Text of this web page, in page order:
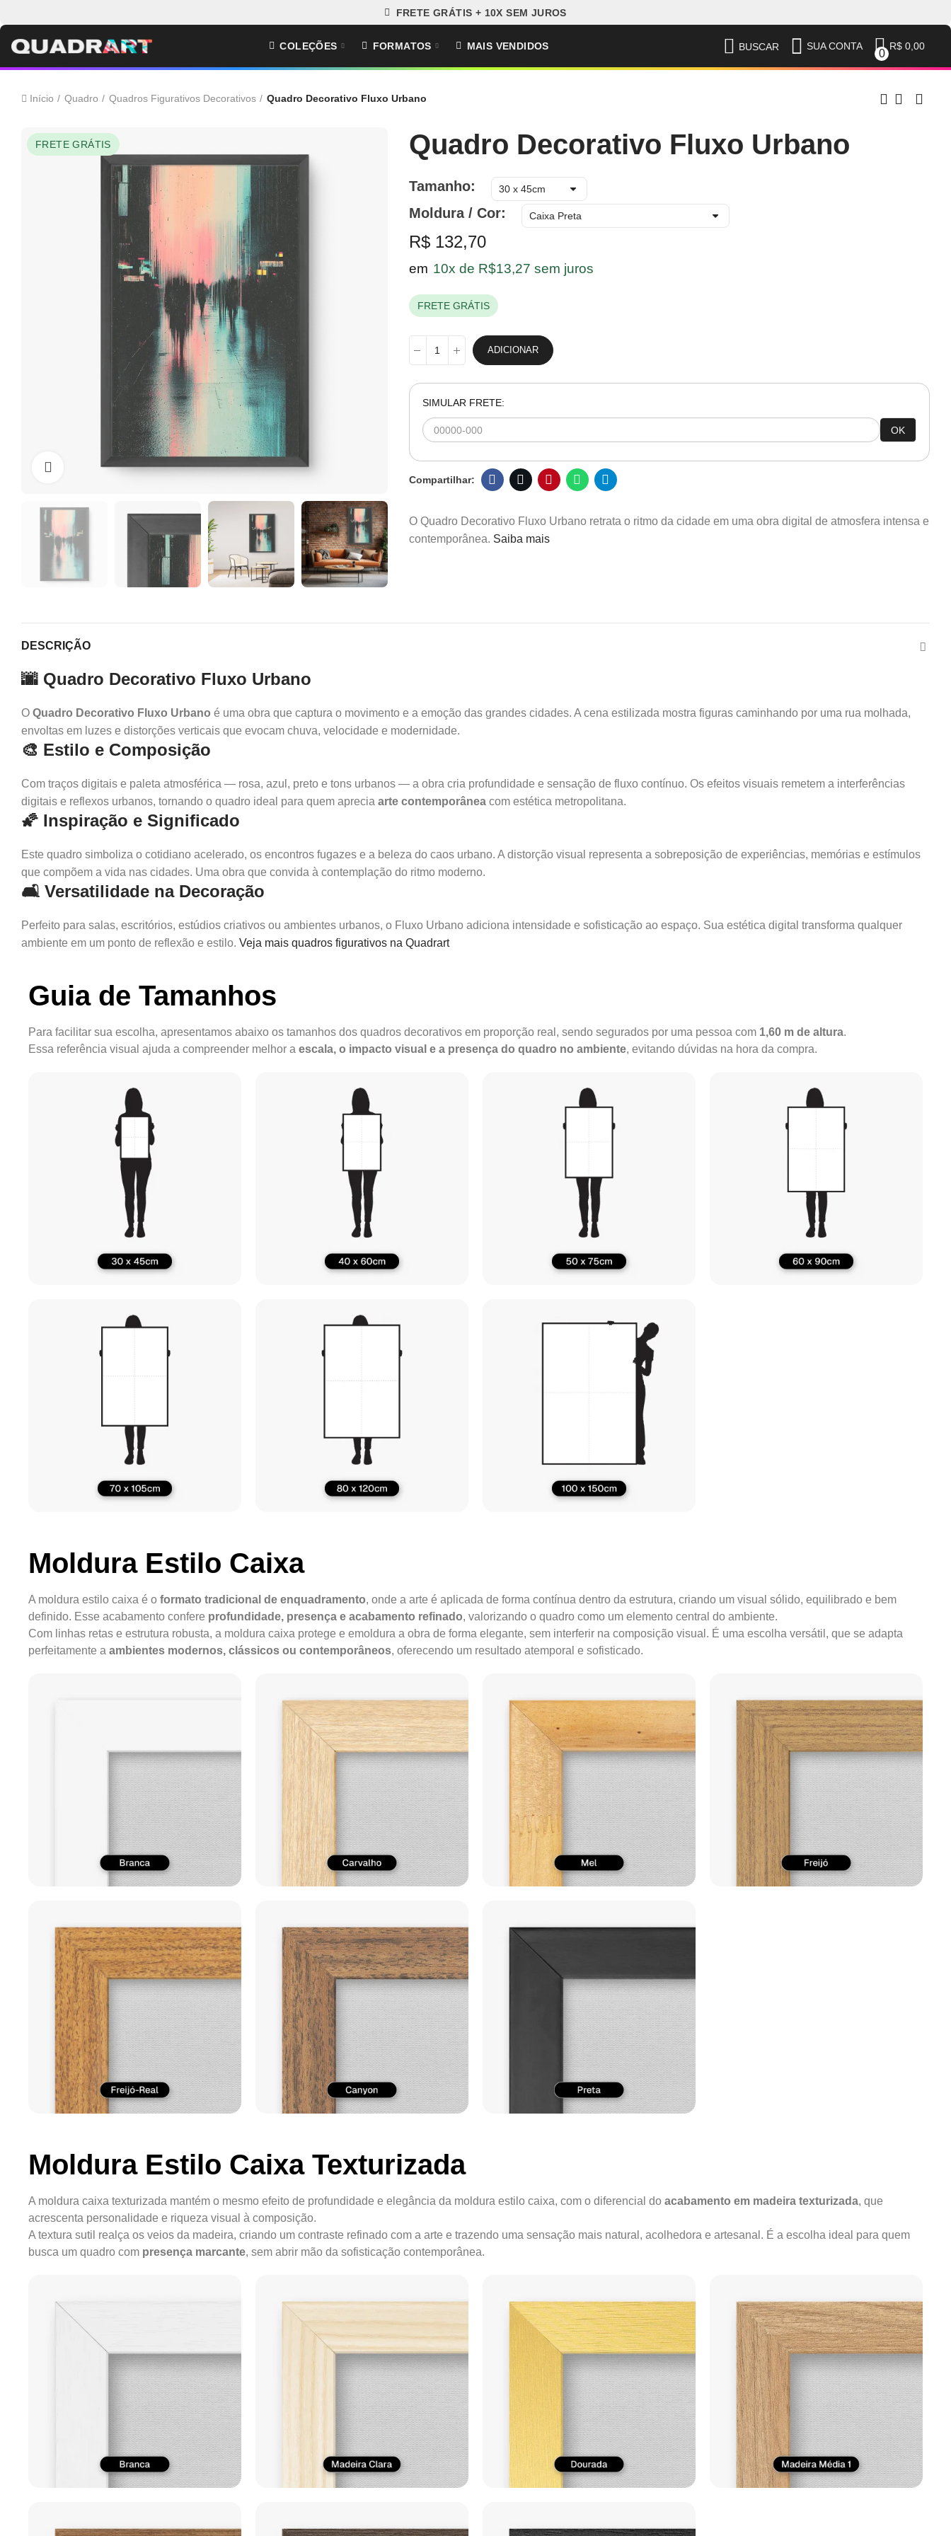
FRETE GRÁTIS + 10X SEM JUROS
COLEÇÕES FORMATOS MAIS VENDIDOS BUSCAR SUA CONTA
0
R$ 0,00
Início Quadro Quadros Figurativos Decorativos Quadro Decorativo Fluxo Urbano
FRETE GRÁTIS
Clique para ampliar
Quadro Decorativo Fluxo Urbano
Tamanho
Moldura / Cor
R$ 132,70
em 10x de R$13,27 sem juros
FRETE GRÁTIS
ADICIONAR
SIMULAR FRETE:
OK
O Quadro Decorativo Fluxo Urbano retrata o ritmo da cidade em uma obra digital de atmosfera intensa e
contemporânea. Saiba mais
DESCRIÇÃO
🌆 Quadro Decorativo Fluxo Urbano
O Quadro Decorativo Fluxo Urbano é uma obra que captura o movimento e a emoção das grandes cidades. A cena estilizada mostra figuras caminhando por uma rua molhada,
envoltas em luzes e distorções verticais que evocam chuva, velocidade e modernidade.
🎨 Estilo e Composição
Com traços digitais e paleta atmosférica — rosa, azul, preto e tons urbanos — a obra cria profundidade e sensação de fluxo contínuo. Os efeitos visuais remetem a interferências
digitais e reflexos urbanos, tornando o quadro ideal para quem aprecia arte contemporânea com estética metropolitana.
🌠 Inspiração e Significado
Este quadro simboliza o cotidiano acelerado, os encontros fugazes e a beleza do caos urbano. A distorção visual representa a sobreposição de experiências, memórias e estímulos
que compõem a vida nas cidades. Uma obra que convida à contemplação do ritmo moderno.
🛋️ Versatilidade na Decoração
Perfeito para salas, escritórios, estúdios criativos ou ambientes urbanos, o Fluxo Urbano adiciona intensidade e sofisticação ao espaço. Sua estética digital transforma qualquer
ambiente em um ponto de reflexão e estilo. Veja mais quadros figurativos na Quadrart
Guia de Tamanhos
Para facilitar sua escolha, apresentamos abaixo os tamanhos dos quadros decorativos em proporção real, sendo segurados por uma pessoa com 1,60 m de altura.
Essa referência visual ajuda a compreender melhor a escala, o impacto visual e a presença do quadro no ambiente, evitando dúvidas na hora da compra.
Moldura Estilo Caixa
A moldura estilo caixa é o formato tradicional de enquadramento, onde a arte é aplicada de forma contínua dentro da estrutura, criando um visual sólido, equilibrado e bem
definido. Esse acabamento confere profundidade, presença e acabamento refinado, valorizando o quadro como um elemento central do ambiente.
Com linhas retas e estrutura robusta, a moldura caixa protege e emoldura a obra de forma elegante, sem interferir na composição visual. É uma escolha versátil, que se adapta
perfeitamente a ambientes modernos, clássicos ou contemporâneos, oferecendo um resultado atemporal e sofisticado.
Moldura Estilo Caixa Texturizada
A moldura caixa texturizada mantém o mesmo efeito de profundidade e elegância da moldura estilo caixa, com o diferencial do acabamento em madeira texturizada, que
acrescenta personalidade e riqueza visual à composição.
A textura sutil realça os veios da madeira, criando um contraste refinado com a arte e trazendo uma sensação mais natural, acolhedora e artesanal. É a escolha ideal para quem
busca um quadro com presença marcante, sem abrir mão da sofisticação contemporânea.